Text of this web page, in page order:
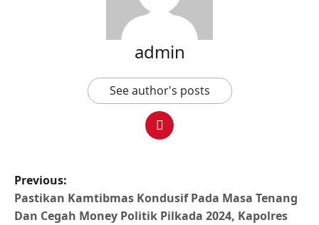
admin
See author's posts
Previous:
Pastikan Kamtibmas Kondusif Pada Masa Tenang
Dan Cegah Money Politik Pilkada 2024, Kapolres